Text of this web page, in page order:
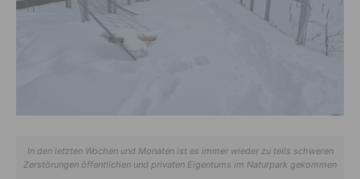
In den letzten Wochen und Monaten ist es immer wieder zu teils schweren
Zerstörungen öffentlichen und privaten Eigentums im Naturpark gekommen